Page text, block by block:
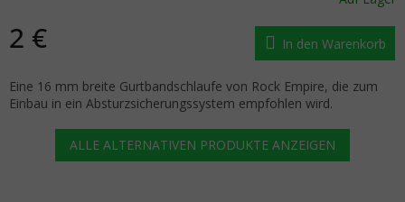
2 € In den Warenkorb
Eine 16 mm breite Gurtbandschlaufe von Rock Empire, die zum
Einbau in ein Absturzsicherungssystem empfohlen wird.
ALLE ALTERNATIVEN PRODUKTE ANZEIGEN